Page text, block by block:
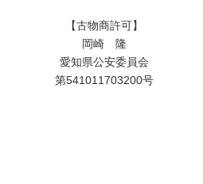
【古物商許可】
岡崎 隆
愛知県公安委員会
第541011703200号